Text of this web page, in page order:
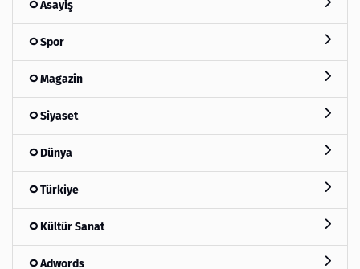
Asayiş
Spor
Magazin
Siyaset
Dünya
Türkiye
Kültür Sanat
Adwords